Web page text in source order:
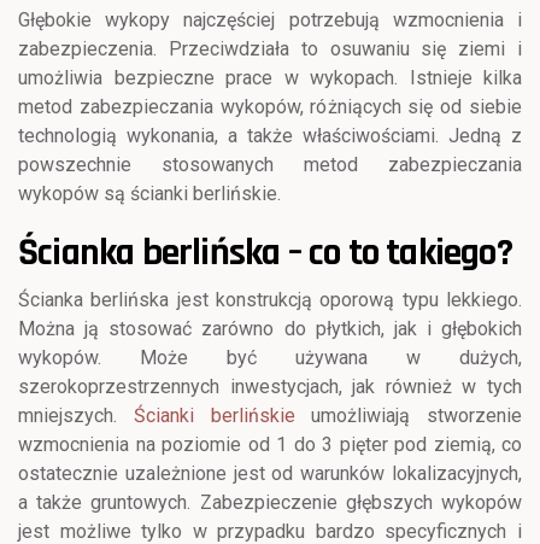
Głębokie wykopy najczęściej potrzebują wzmocnienia i
zabezpieczenia. Przeciwdziała to osuwaniu się ziemi i
umożliwia bezpieczne prace w wykopach. Istnieje kilka
metod zabezpieczania wykopów, różniących się od siebie
technologią wykonania, a także właściwościami. Jedną z
powszechnie stosowanych metod zabezpieczania
wykopów są ścianki berlińskie.
Ścianka berlińska – co to takiego?
Ścianka berlińska jest konstrukcją oporową typu lekkiego.
Można ją stosować zarówno do płytkich, jak i głębokich
wykopów. Może być używana w dużych,
szerokoprzestrzennych inwestycjach, jak również w tych
mniejszych. Ścianki berlińskie umożliwiają stworzenie
wzmocnienia na poziomie od 1 do 3 pięter pod ziemią, co
ostatecznie uzależnione jest od warunków lokalizacyjnych,
a także gruntowych. Zabezpieczenie głębszych wykopów
jest możliwe tylko w przypadku bardzo specyficznych i